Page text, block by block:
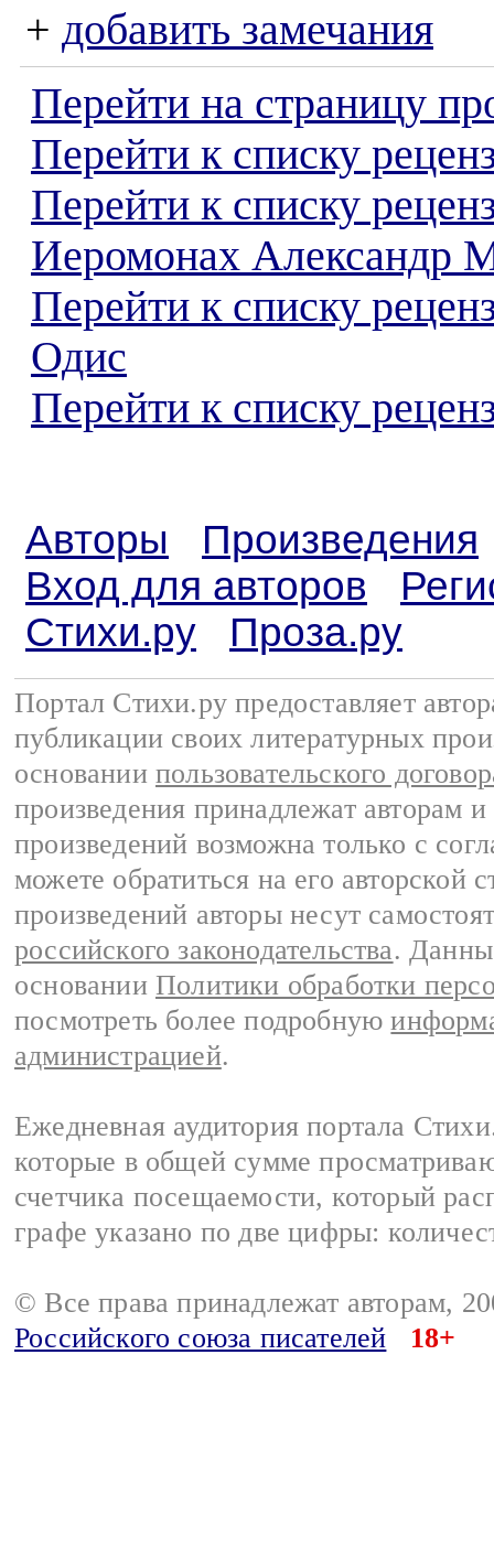
+ добавить замечания
Перейти на страницу
Перейти к списку
Перейти к списку
Иеромонах Александр
Перейти к списку
Одис
Перейти к списку
Авторы
Произведения
Вход для авторов
Стихи.ру
Проза.ру
Портал Стихи.ру предоставляет
публикации своих литературных
основании пользовательского
произведения принадлежат авторам
произведений возможна только с
можете обратиться на его авторской
произведений авторы несут
российского законодательства.
основании Политики обработки
посмотреть более подробную
администрацией.
Ежедневная аудитория портала
которые в общей сумме
счетчика посещаемости, который
графе указано по две цифры:
© Все права принадлежат авторам,
Российского союза писателей
18+